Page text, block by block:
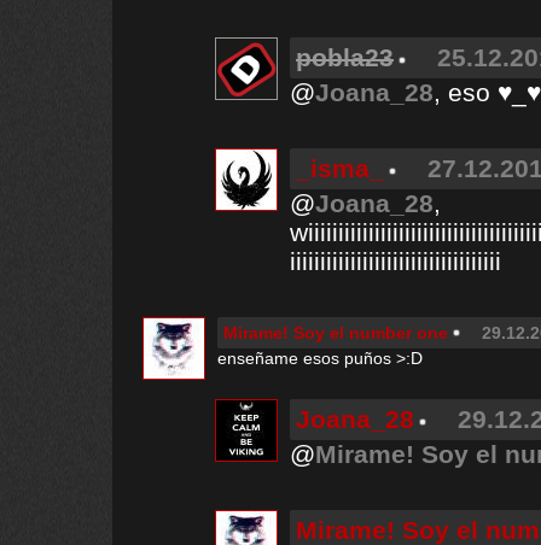
pobla23
@Joana_28, eso ♥_♥
_isma_
@Joana_28,
iiiiiiiiiiiiiiiiiiiiiiiiiiiiiiiiiii
Mirame! Soy el number one
enseñame esos puños >:D
Joana_28
@Mirame! Soy el
Mirame! Soy el